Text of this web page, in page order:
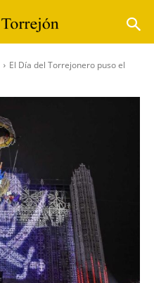
El Día del Torrejonero puso el